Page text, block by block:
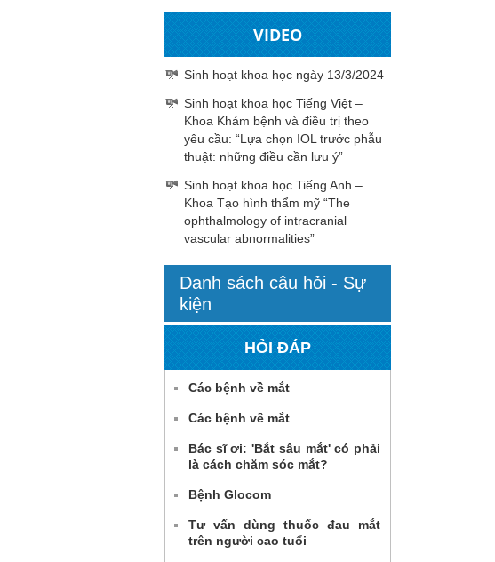
VIDEO
Sinh hoạt khoa học ngày 13/3/2024
Sinh hoạt khoa học Tiếng Việt –
Khoa Khám bệnh và điều trị theo
yêu cầu: “Lựa chọn IOL trước phẫu
thuật: những điều cần lưu ý”
Sinh hoạt khoa học Tiếng Anh –
Khoa Tạo hình thẩm mỹ “The
ophthalmology of intracranial
vascular abnormalities”
Danh sách câu hỏi - Sự
kiện
HỎI ĐÁP
Các bệnh về mắt
Các bệnh về mắt
Bác sĩ ơi: 'Bắt sâu mắt' có phải
là cách chăm sóc mắt?
Bệnh Glocom
Tư vấn dùng thuốc đau mắt
trên người cao tuổi